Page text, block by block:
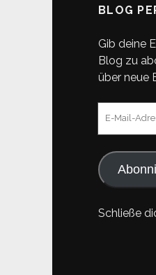
BLOG
Gib deine
Blog zu
über neue
Schließe